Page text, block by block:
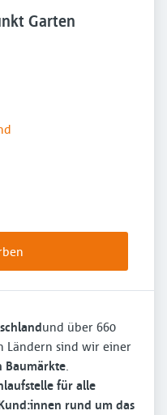
Garten
und über 660
Ländern sind wir einer
Baumärkte.
für alle
rund um das